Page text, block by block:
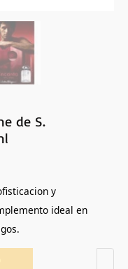
de S.
y
ideal en